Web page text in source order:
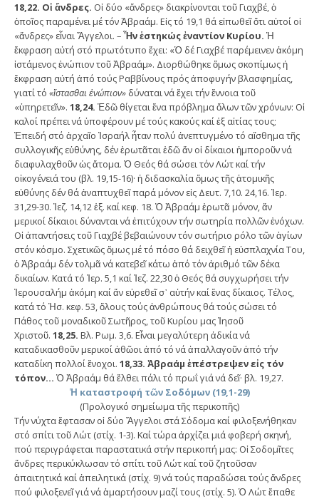
18,22. Οἱ ἄνδρες. Οἱ δύο «ἄνδρες» διακρίνονται τοῦ Γιαχβέ, ὁ
ὁποῖος παραμένει μέ τόν Ἀβραάμ. Εἰς τό 19,1 θά εἰπωθεῖ ὅτι αὐτοί οἱ
«ἄνδρες» εἶναι Ἄγγελοι. –Ἦν ἑστηκώς ἐναντίον Κυρίου. Ἡ
ἔκφραση αὐτή στό πρωτότυπο ἔχει: «Ὁ δέ Γιαχβέ παρέμεινεν ἀκόμη
ἱστάμενος ἐνώπιον τοῦ Ἀβραάμ». Διορθώθηκε ὅμως σκοπίμως ἡ
ἔκφραση αὐτή ἀπό τούς Ραββίνους πρός ἀποφυγήν βλασφημίας,
γιατί τό «ἵστασθαι ἐνώπιον» δύναται νά ἔχει τήν ἔννοια τοῦ
«ὑπηρετεῖν». 18,24. Ἐδῶ θίγεται ἕνα πρόβλημα ὅλων τῶν χρόνων: Οἱ
καλοί πρέπει νά ὑποφέρουν μέ τούς κακούς καί ἐξ αἰτίας τους;
Ἐπειδή στό ἀρχαῖο Ἰσραήλ ἦταν πολύ ἀνεπτυγμένο τό αἴσθημα τῆς
συλλογικῆς εὐθύνης, δέν ἐρωτᾶται ἐδῶ ἄν οἱ δίκαιοι ἠμποροῦν νά
διαφυλαχθοῦν ὡς ἄτομα. Ὁ Θεός θά σώσει τόν Λώτ καί τήν
οἰκογένειά του (βλ. 19,15-16)· ἡ διδασκαλία ὅμως τῆς ἀτομικῆς
εὐθύνης δέν θά ἀναπτυχθεῖ παρά μόνον εἰς Δευτ. 7,10. 24,16. Ἰερ.
31,29-30. Ἰεζ. 14,12 ἑξ. καί κεφ. 18. Ὁ Ἀβραάμ ἐρωτᾶ μόνον, ἄν
μερικοί δίκαιοι δύνανται νά ἐπιτύχουν τήν σωτηρία πολλῶν ἐνόχων.
Οἱ ἀπαντήσεις τοῦ Γιαχβέ βεβαιώνουν τόν σωτήριο ρόλο τῶν ἁγίων
στόν κόσμο. Σχετικῶς ὅμως μέ τό πόσο θά δειχθεῖ ἡ εὐσπλαχνία Του,
ὁ Ἀβραάμ δέν τολμᾶ νά κατεβεῖ κάτω ἀπό τόν ἀριθμό τῶν δέκα
δικαίων. Κατά τό Ἰερ. 5,1 καί Ἰεζ. 22,30 ὁ Θεός θά συγχωρήσει τήν
Ἰερουσαλήμ ἀκόμη καί ἄν εὑρεθεῖ σ᾿ αὐτήν καί ἕνας δίκαιος. Τέλος,
κατά τό Ἠσ. κεφ. 53, ὅλους τούς ἀνθρώπους θά τούς σώσει τό
Πάθος τοῦ μοναδικοῦ Σωτῆρος, τοῦ Κυρίου μας Ἰησοῦ
Χριστοῦ. 18,25. Βλ. Ρωμ. 3,6. Εἶναι μεγαλύτερη ἀδικία νά
καταδικασθοῦν μερικοί ἀθῶοι ἀπό τό νά ἀπαλλαγοῦν ἀπό τήν
καταδίκη πολλοί ἔνοχοι. 18,33. Ἀβραάμ ἐπέστρεψεν εἰς τόν
τόπον… Ὁ Ἀβραάμ θά ἔλθει πάλι τό πρωΐ γιά νά δεῖ· βλ. 19,27.
Ἡ καταστροφή τῶν Σοδόμων (19,1-29)
(Προλογικό σημείωμα τῆς περικοπῆς)
Τήν νύχτα ἔφτασαν οἱ δύο Ἄγγελοι στά Σόδομα καί φιλοξενήθηκαν
στό σπίτι τοῦ Λώτ (στίχ. 1-3). Καί τώρα ἀρχίζει μιά φοβερή σκηνή,
πού περιγράφεται παραστατικά στήν περικοπή μας: Οἱ Σοδομῖτες
ἄνδρες περικύκλωσαν τό σπίτι τοῦ Λώτ καί τοῦ ζητοῦσαν
ἀπαιτητικά καί ἀπειλητικά (στίχ. 9) νά τούς παραδώσει τούς ἄνδρες
πού φιλοξενεῖ γιά νά ἁμαρτήσουν μαζί τους (στίχ. 5). Ὁ Λώτ ἔπαθε